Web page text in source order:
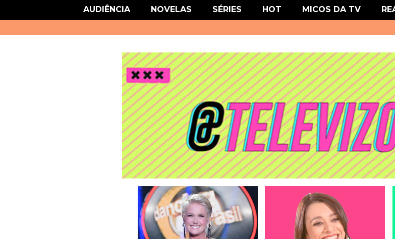
link href='http://fonts.googleapis.com/css?family=Roboto' rel='stylesheet' type='text/css'/>
AUDIÊNCIA NOVELAS SÉRIES HOT MICOS DA TV